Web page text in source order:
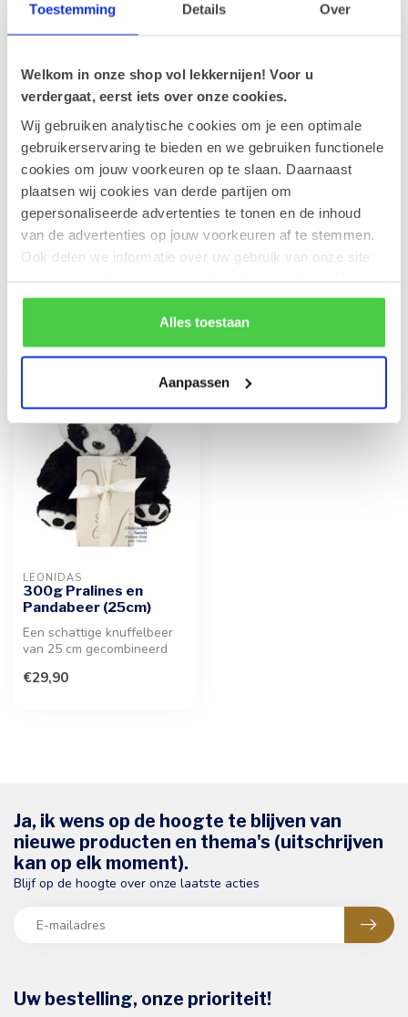
Toestemming Details Over
Welkom in onze shop vol lekkernijen! Voor u
verdergaat, eerst iets over onze cookies.
Wij gebruiken analytische cookies om je een optimale
gebruikerservaring te bieden en we gebruiken functionele
cookies om jouw voorkeuren op te slaan. Daarnaast
plaatsen wij cookies van derde partijen om
gepersonaliseerde advertenties te tonen en de inhoud
van de advertenties op jouw voorkeuren af te stemmen.
Ook delen we informatie over uw gebruik van onze site
rekening mee dat als je bepaalde cookies blokkeert, het
de correcte werking van de website kan verstoren.
Alles toestaan
Aanpassen
Op voorraad
Wenskaart 'Special delivery'
(7x7cm)
Op voorraad
€1,00
Leonidas 300g Pralines en
Teddybeer Bobby (20cm)
Op voorraad
€29,90
LEONIDAS
300g Pralines en
Pandabeer (25cm)
Een schattige knuffelbeer
van 25 cm gecombineerd
heerlijke ...
€29,90
Uw bestelling, onze prioriteit!
Ja, ik wens op de hoogte te blijven van
nieuwe producten en thema's (uitschrijven
kan op elk moment).
Blijf op de hoogte over onze laatste acties